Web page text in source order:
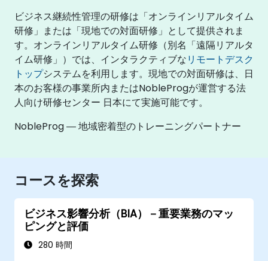
ビジネス継続性管理の研修は「オンラインリアルタイム
研修」または「現地での対面研修」として提供されま
す。オンラインリアルタイム研修（別名「遠隔リアルタ
イム研修」）では、インタラクティブなリモートデスク
トップシステムを利用します。現地での対面研修は、日
本のお客様の事業所内またはNobleProgが運営する法
人向け研修センター 日本にて実施可能です。
NobleProg ― 地域密着型のトレーニングパートナー
コースを探索
ビジネス影響分析（BIA）－重要業務のマッ
ピングと評価
280 時間